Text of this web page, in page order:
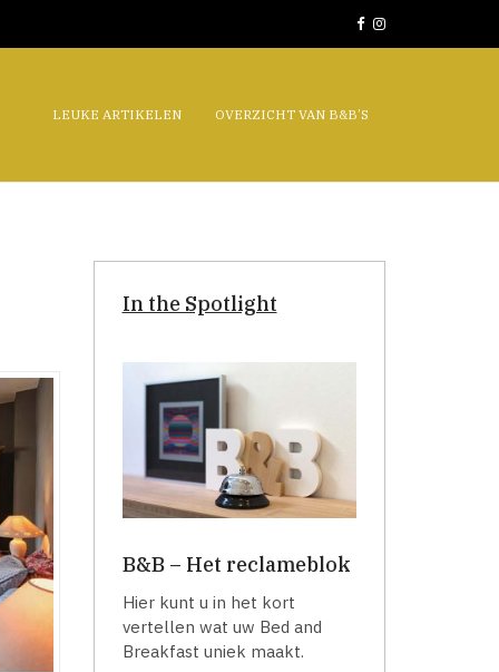
LEUKE ARTIKELEN OVERZICHT VAN B&B’S
In the Spotlight
B&B – Het reclameblok
Hier kunt u in het kort
vertellen wat uw Bed and
Breakfast uniek maakt.